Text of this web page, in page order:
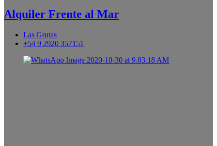
Alquiler Frente al Mar
Las Grutas
+54 9 2920 357151